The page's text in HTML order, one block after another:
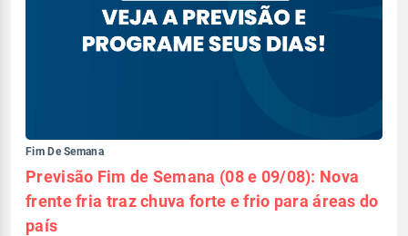
Fim De Semana
Previsão Fim de Semana (08 e 09/08): Nova
frente fria traz chuva forte e frio para áreas do
país